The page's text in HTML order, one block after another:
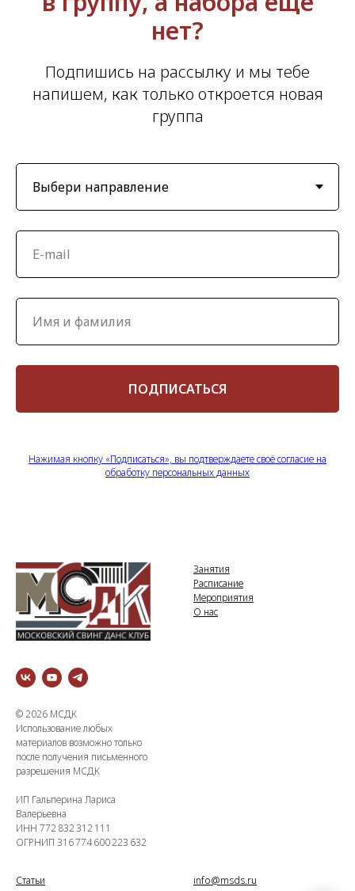
нет?
Подпишись на рассылку и мы тебе
напишем, как только откроется новая
группа
ПОДПИСАТЬСЯ
Нажимая кнопку «Подписаться», вы подтверждаете своё согласие на
обработку персональных данных
© 2026 МСДК
Использование любых
материалов возможно только
после получения письменного
разрешения МСДК
ИП Гальперина Лариса
Валерьевна
ИНН 772 832 312 111
ОГРНИП 316 774 600 223 632
Занятия
Расписание
Мероприятия
О нас
Статьи
info@msds.ru